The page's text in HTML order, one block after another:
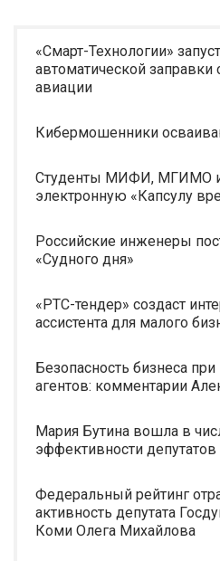
«Смарт-Технологии»
автоматической
авиации
Кибермошенники
Студенты МИФИ, МГИМО и
электронную «Капсулу
Российские инженеры
«Судного дня»
«РТС-тендер» создаст
ассистента для малого
Безопасность бизнеса
агентов: комментарии
Мария Бутина вошла в
эффективности
Федеральный рейтинг
активность депутата
Коми Олега Михайлова